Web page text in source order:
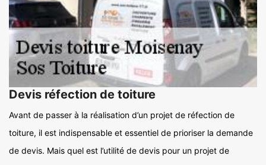
Devis réfection de toiture
Avant de passer à la réalisation d’un projet de réfection de
toiture, il est indispensable et essentiel de prioriser la demande
de devis. Mais quel est l’utilité de devis pour un projet de